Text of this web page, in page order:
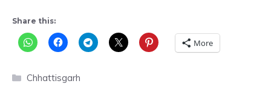
Share this:
More
Categories
Chhattisgarh